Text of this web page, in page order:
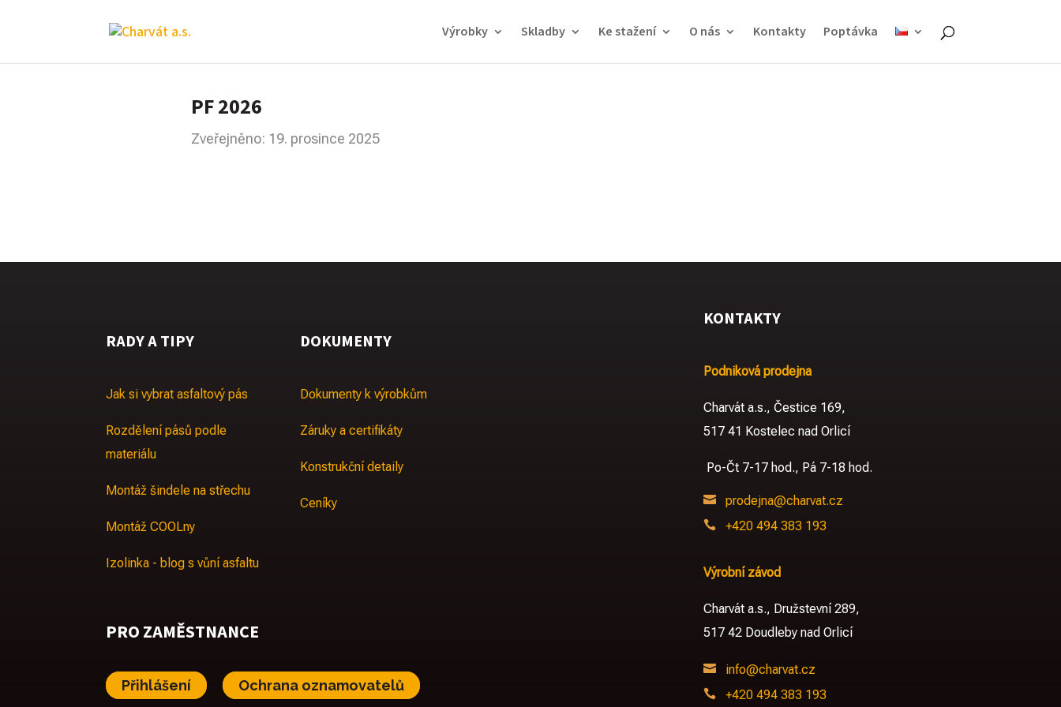
Výrobky Skladby Ke stažení O nás Kontakty Poptávka
PF 2026
Zveřejněno: 19. prosince 2025
RADY A TIPY
Jak si vybrat asfaltový pás
Rozdělení pásů podle
materiálu
Montáž šindele na střechu
Montáž COOLny
Izolinka - blog s vůní asfaltu
DOKUMENTY
Dokumenty k výrobkům
Záruky a certifikáty
Konstrukční detaily
Ceníky
PRO ZAMĚSTNANCE
Přihlášení Ochrana oznamovatelů
KONTAKTY
Podniková prodejna
Charvát a.s., Čestice 169,
517 41 Kostelec nad Orlicí
Po-Čt 7-17 hod., Pá 7-18 hod.
 prodejna@charvat.cz
 +420 494 383 193
Výrobní závod
Charvát a.s., Družstevní 289,
517 42 Doudleby nad Orlicí
 info@charvat.cz
 +420 494 383 193